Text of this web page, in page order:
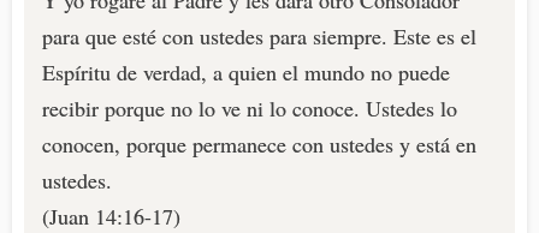
para que esté con ustedes para siempre. Este es el
Espíritu de verdad, a quien el mundo no puede
recibir porque no lo ve ni lo conoce. Ustedes lo
conocen, porque permanece con ustedes y está en
ustedes.
(Juan 14:16-17)